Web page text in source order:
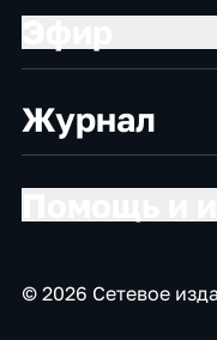
Журнал
© 2026 Сетевое